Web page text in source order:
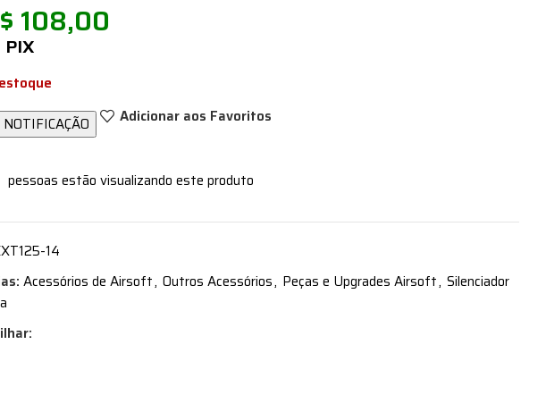
108,00
PIX
Adicionar aos Favoritos
pessoas estão visualizando este produto
14
Acessórios de Airsoft, Outros Acessórios, Peças e Upgrades Airsoft, Silenciador